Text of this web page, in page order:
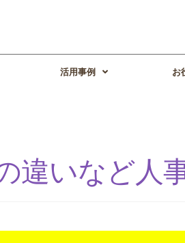
活用事例 お
違いなど人